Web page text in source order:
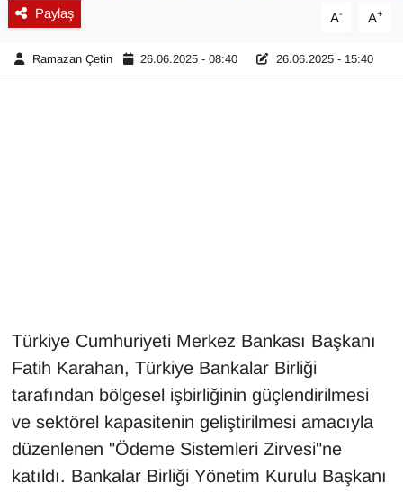
Paylaş A- A+
Ramazan Çetin 26.06.2025 - 08:40 26.06.2025 - 15:40
Türkiye Cumhuriyeti Merkez Bankası Başkanı
Fatih Karahan, Türkiye Bankalar Birliği
tarafından bölgesel işbirliğinin güçlendirilmesi
ve sektörel kapasitenin geliştirilmesi amacıyla
düzenlenen "Ödeme Sistemleri Zirvesi"ne
katıldı. Bankalar Birliği Yönetim Kurulu Başkanı
Gündem
Haber
Kültür & Sanat
MAGAZİN
MEDYA